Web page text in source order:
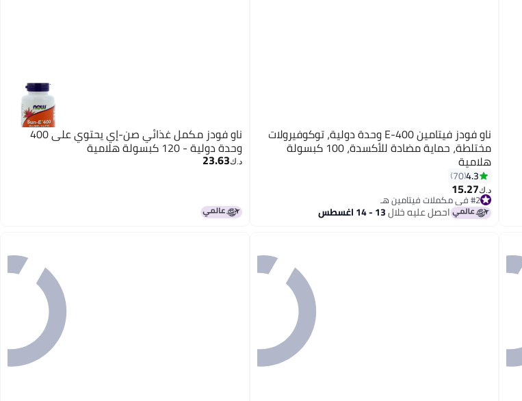
ناو فودز فيتامين E-400 وحدة دولية، توكوفيرولات
مختلطة، حماية مضادة للأكسدة، 100 كبسولة
هلامية
4.3
70
د.ك‏15.27
#2 في مكملات فيتامين هـ
باقي 3 وحدات في المخزون
#2 في مكملات فيتامين هـ
احصل عليه خلال13 - 14 اغسطس
ناو فودز مكمل غذائي صن-إي يحتوي على 400
وحدة دولية - 120 كبسولة هلامية
د.ك‏23.63